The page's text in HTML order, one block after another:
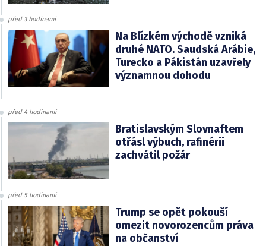
před 3 hodinami
Na Blízkém východě vzniká
druhé NATO. Saudská Arábie,
Turecko a Pákistán uzavřely
významnou dohodu
před 4 hodinami
Bratislavským Slovnaftem
otřásl výbuch, rafinérii
zachvátil požár
před 5 hodinami
Trump se opět pokouší
omezit novorozencům práva
na občanství